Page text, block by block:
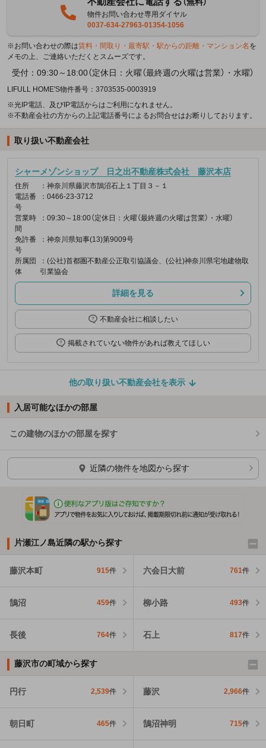
物件お問い合わせ専用ダイヤル
0037-634-27963-01354-1056
※お問い合わせの際は賃料・間取り・最寄駅・駅からの距離・マンション名 を
メモの上、ご連絡いただくとスムーズです。
受付：09:30～18:00（定休日：火曜（最終週の火曜は営業）・水曜）
LIFULL HOME'S物件番号：3703535-0003919
※光IP電話、及びIP電話からはご利用になれません。
※不動産会社の方からの上記電話番号によるお問合せはお断りしております。
取り扱い不動産会社
シャーメゾンショップ 日之出不動産株式会社 藤沢本店
住所
：神奈川県藤沢市鵠沼石上１丁目３－１
電話番
号
：0466-23-3712
営業時
間
：09:30～18:00（定休日：火曜（最終週の火曜は営業）・水曜）
免許番
号
：神奈川県知事(13)第9009号
所属団
体
：(公社)首都圏不動産公正取引協議会、(公社)神奈川県宅地建物取
引業協会
詳細を見る
不動産会社に相談したい
掲載されていない物件があれば教えてほしい
他の取り扱い不動産会社を表示
入居可能なほかの部屋
この建物のほかの部屋を探す
ほかの部屋を検索中…
近隣の物件を地図から探す
片瀬江ノ島近隣の駅から探す
藤沢本町 915件 六会日大前 761件
鵠沼 459件 柳小路 493件
長後 764件 石上 817件
藤沢市の町域から探す
円行 2,539件 藤沢 2,966件
朝日町 465件 鵠沼神明 715件